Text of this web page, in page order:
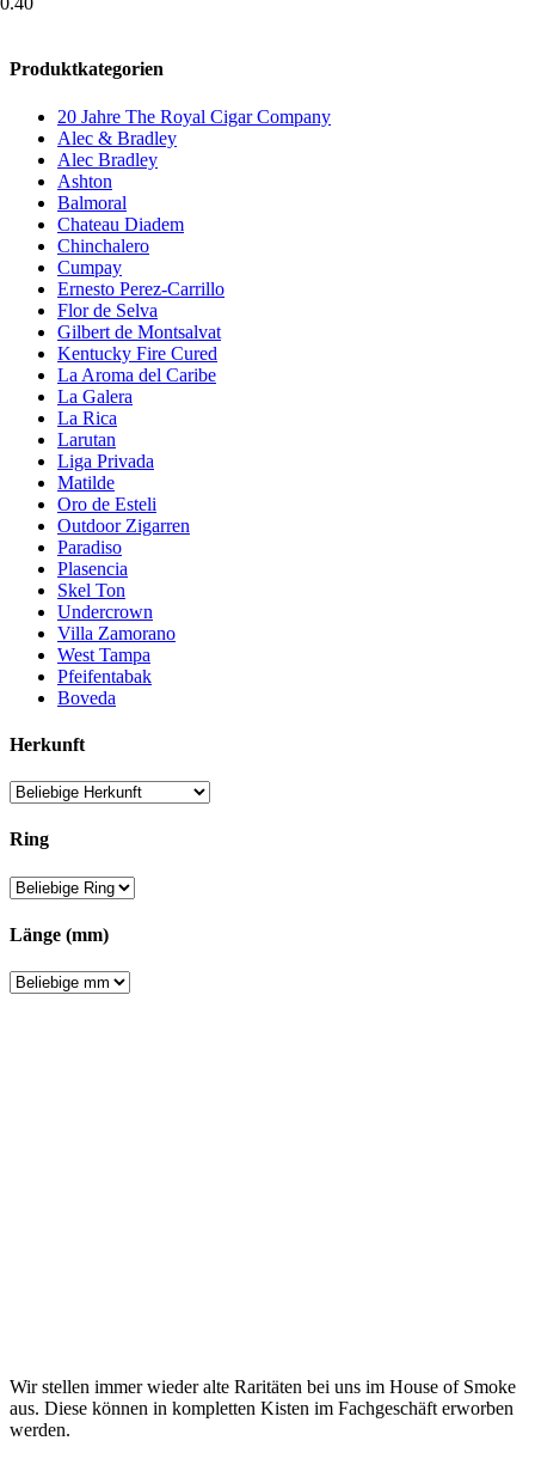
Produktkategorien
20 Jahre The Royal Cigar Company
Alec & Bradley
Alec Bradley
Ashton
Balmoral
Chateau Diadem
Chinchalero
Cumpay
Ernesto Perez-Carrillo
Flor de Selva
Gilbert de Montsalvat
Kentucky Fire Cured
La Aroma del Caribe
La Galera
La Rica
Larutan
Liga Privada
Matilde
Oro de Esteli
Outdoor Zigarren
Paradiso
Plasencia
Skel Ton
Undercrown
Villa Zamorano
West Tampa
Pfeifentabak
Boveda
Herkunft
Ring
Länge (mm)
Wir stellen immer wieder alte Raritäten bei uns im House of Smoke
aus. Diese können in kompletten Kisten im Fachgeschäft erworben
werden.